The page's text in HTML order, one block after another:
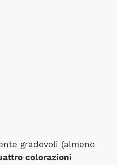
gradevoli (almeno
colorazioni